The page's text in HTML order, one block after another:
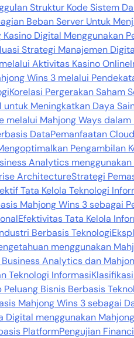
Struktur Kode Sistem
Beban Server Untuk
Digital Menggunakan
Strategi Manajemen
Aktivitas Kasino Online
Wins 3 melalui
Korelasi Pergerakan Saham
Meningkatkan Daya
melalui Mahjong Ways
DataPemanfaatan
Pengambilan
Analytics
ArchitectureStrategi
Tata Kelola Teknologi
Mahjong Wins 3 sebagai
Efektivitas Tata Kelola
Berbasis Teknologi
menggunakan
Analytics dan
Teknologi Informasi
Bisnis Berbasis
Mahjong Wins 3 sebagai
Digital menggunakan
PlatformPengujian